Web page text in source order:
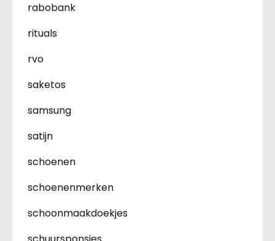
rabobank
rituals
rvo
saketos
samsung
satijn
schoenen
schoenenmerken
schoonmaakdoekjes